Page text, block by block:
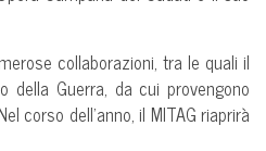
collaborazioni, tra le quali il
della Guerra, da cui provengono
corso dell’anno, il MITAG riaprirà